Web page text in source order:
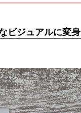
ビジュアルに変身